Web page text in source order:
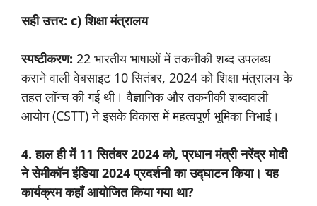
सही उत्तर: c) शिक्षा मंत्रालय
स्पष्टीकरण: 22 भारतीय भाषाओं में तकनीकी शब्द उपलब्ध
कराने वाली वेबसाइट 10 सितंबर, 2024 को शिक्षा मंत्रालय के
तहत लॉन्च की गई थी। वैज्ञानिक और तकनीकी शब्दावली
आयोग (CSTT) ने इसके विकास में महत्वपूर्ण भूमिका निभाई।
4. हाल ही में 11 सितंबर 2024 को, प्रधान मंत्री नरेंद्र मोदी
ने सेमीकॉन इंडिया 2024 प्रदर्शनी का उद्घाटन किया। यह
कार्यक्रम कहाँ आयोजित किया गया था?